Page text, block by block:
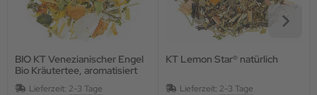
BIO KT Venezianischer Engel
Bio Kräutertee, aromatisiert
DE-ÖKO-006
Lieferzeit: 2-3 Tage
KT Lemon Star® natürlich
Lieferzeit: 2-3 Tage